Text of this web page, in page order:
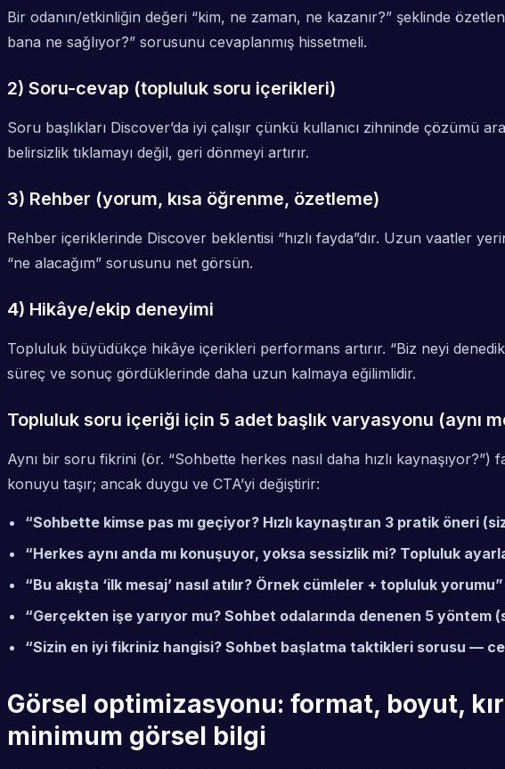
Bir odanın/etkinliğin değeri “kim, ne zaman, ne kazanır?” şeklinde
bana ne sağlıyor?” sorusunu cevaplanmış hissetmeli.
2) Soru-cevap (topluluk soru içerikleri)
Soru başlıkları Discover’da iyi çalışır çünkü kullanıcı zihninde çözümü
belirsizlik tıklamayı değil, geri dönmeyi artırır.
3) Rehber (yorum, kısa öğrenme, özetleme)
Rehber içeriklerinde Discover beklentisi “hızlı fayda”dır. Uzun vaatler
“ne alacağım” sorusunu net görsün.
4) Hikâye/ekip deneyimi
Topluluk büyüdükçe hikâye içerikleri performans artırır. “Biz neyi
süreç ve sonuç gördüklerinde daha uzun kalmaya eğilimlidir.
Topluluk soru içeriği için 5 adet başlık varyasyonu (aynı
Aynı bir soru fikrini (ör. “Sohbette herkes nasıl daha hızlı
konuyu taşır; ancak duygu ve CTA’yi değiştirir:
“Sohbette kimse pas mı geçiyor? Hızlı kaynaştıran 3 pratik öneri
“Herkes aynı anda mı konuşuyor, yoksa sessizlik mi? Topluluk
“Bu akışta ‘ilk mesaj’ nasıl atılır? Örnek cümleler + topluluk yorumu”
“Gerçekten işe yarıyor mu? Sohbet odalarında denenen 5 yöntem
“Sizin en iyi fikriniz hangisi? Sohbet başlatma taktikleri sorusu —
Görsel optimizasyonu: format, boyut,
minimum görsel bilgi